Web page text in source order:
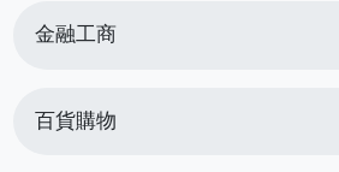
金融工商
百貨購物